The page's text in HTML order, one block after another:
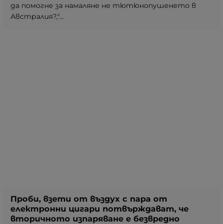
да помогне за намаляне не тютюнопушенето в
Австралия?,"...
Проби, взети от въздух с пара от
електронни цигари потвърждават, че
вторичното изпаряване е безвредно